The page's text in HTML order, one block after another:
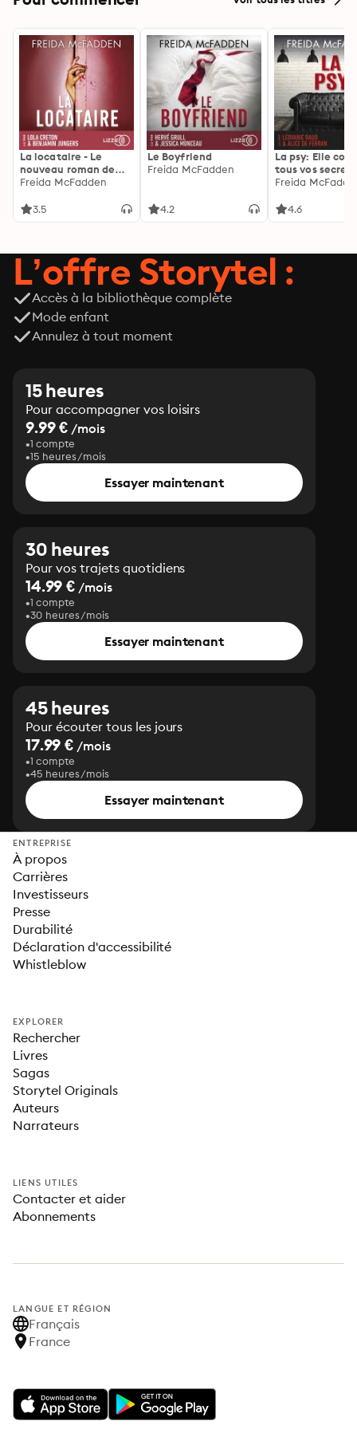
La locataire - Le
nouveau roman de
l'autrice de La femme
Freida McFadden
3.5
Le Boyfriend
Freida McFadden
4.2
La psy: Elle
tous vos
découvrez les
Freida
4.6
L’offre Storytel :
Accès à la bibliothèque complète
Mode enfant
Annulez à tout moment
15 heures
Pour accompagner vos loisirs
9.99 € /mois
1 compte
15 heures/mois
Essayer maintenant
30 heures
Pour vos trajets quotidiens
14.99 € /mois
1 compte
30 heures/mois
Essayer maintenant
45 heures
Pour écouter tous les jours
17.99 € /mois
1 compte
45 heures/mois
Essayer maintenant
ENTREPRISE
À propos
Carrières
Investisseurs
Presse
Durabilité
Déclaration d'accessibilité
Whistleblow
EXPLORER
Rechercher
Livres
Sagas
Storytel Originals
Auteurs
Narrateurs
LIENS UTILES
Contacter et aider
Abonnements
LANGUE ET RÉGION
Français
France